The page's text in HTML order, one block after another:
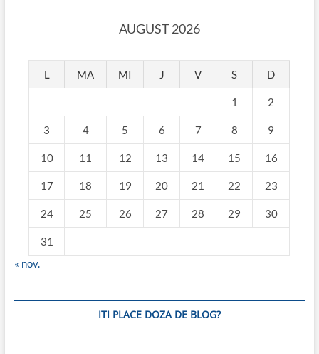
AUGUST 2026
L MA MI J V S D
1 2
3 4 5 6 7 8 9
10 11 12 13 14 15 16
17 18 19 20 21 22 23
24 25 26 27 28 29 30
31
« nov.
ITI PLACE DOZA DE BLOG?